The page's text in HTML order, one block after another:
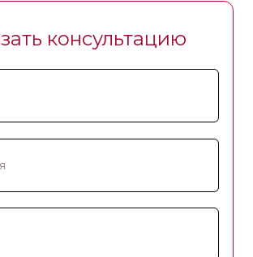
консультацию